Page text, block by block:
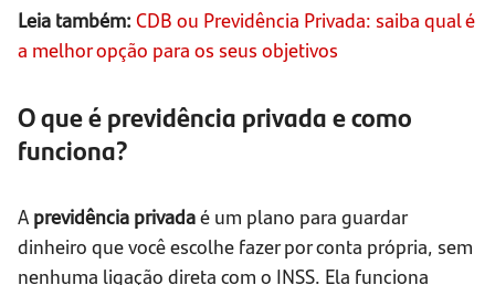
Leia também: CDB ou Previdência Privada: saiba qual é
a melhor opção para os seus objetivos
O que é previdência privada e como
funciona?
A previdência privadaé um plano para guardar
dinheiro que você escolhe fazer por conta própria, sem
nenhuma ligação direta com o INSS. Ela funciona